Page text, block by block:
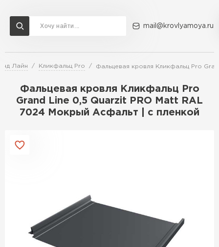
mail@krovlyamoya.ru
Лайн Кликфальц Pro Фальцевая кровля Кликфальц Pro
Фальцевая кровля Кликфальц Pro
Grand Line 0,5 Quarzit PRO Matt RAL
7024 Мокрый Асфальт | с пленкой
Сервисы расчета
Расчет штакетника для забора
Расчет водостока
Расчет софитов для кровли
Расчет кровли из профнастила
Доставка Контакты